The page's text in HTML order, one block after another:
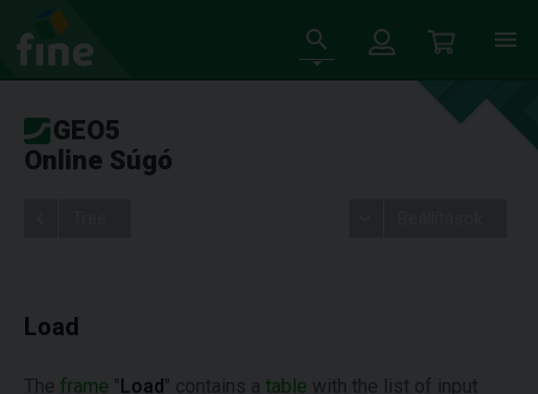
GEO5
Online Súgó
Load
The frame "Load" contains a table with the list of input